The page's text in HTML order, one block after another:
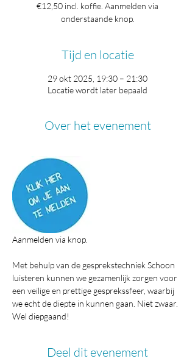
€12,50 incl. koffie. Aanmelden via
onderstaande knop.
Tijd en locatie
29 okt 2025, 19:30 – 21:30
Locatie wordt later bepaald
Over het evenement
Aanmelden via knop.
Met behulp van de gesprekstechniek Schoon
luisteren kunnen we gezamenlijk zorgen voor
een veilige en prettige gesprekssfeer, waarbij
we echt de diepte in kunnen gaan. Niet zwaar.
Wel diepgaand!
Deel dit evenement